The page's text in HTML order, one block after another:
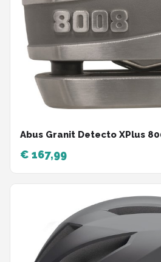
Abus Granit Detecto XPlus
€ 167,99